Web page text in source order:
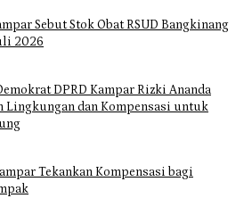
Sebut Stok Obat RSUD Bangkinang
2026
DPRD Kampar Rizki Ananda
Lingkungan dan Kompensasi untuk
Tekankan Kompensasi bagi